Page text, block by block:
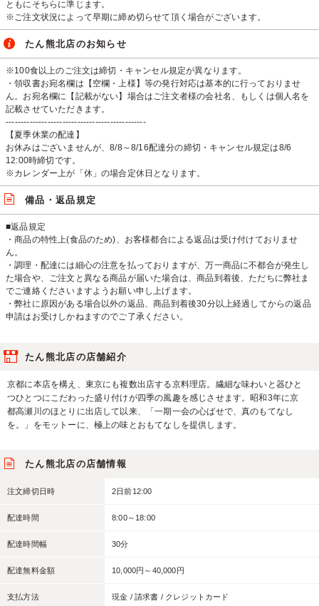
ともにそちらに準じます。
※ご注文状況によって早期に締め切らせて頂く場合がございます。
たん熊北店のお知らせ
※100食以上のご注文は締切・キャンセル規定が異なります。
・領収書お宛名欄は【空欄・上様】等の発行対応は基本的に行っておりませ
ん。お宛名欄に【記載がない】場合はご注文者様の会社名、もしくは個人名を
記載させていただきます。
-----------------------------------------------
【夏季休業の配達】
お休みはございませんが、8/8～8/16配達分の締切・キャンセル規定は8/6
12:00時締切です。
※カレンダー上が「休」の場合定休日となります。
備品・返品規定
■返品規定
・商品の特性上(食品のため)、お客様都合による返品は受け付けておりませ
ん。
・調理・配達には細心の注意を払っておりますが、万一商品に不都合が発生し
た場合や、ご注文と異なる商品が届いた場合は、商品到着後、ただちに弊社ま
でご連絡くださいますようお願い申し上げます。
・弊社に原因がある場合以外の返品、商品到着後30分以上経過してからの返品
申請はお受けしかねますのでご了承ください。
たん熊北店の店舗紹介
京都に本店を構え、東京にも複数出店する京料理店。繊細な味わいと器ひと
つひとつにこだわった盛り付けが四季の風趣を感じさせます。昭和3年に京
都高瀬川のほとりに出店して以来、「一期一会の心ばせで、真のもてなし
を。」をモットーに、極上の味とおもてなしを提供します。
たん熊北店の店舗情報
注文締切日時 2日前12:00
配達時間 8:00～18:00
配達時間幅 30分
配達無料金額 10,000円～40,000円
支払方法 現金 / 請求書 / クレジットカード